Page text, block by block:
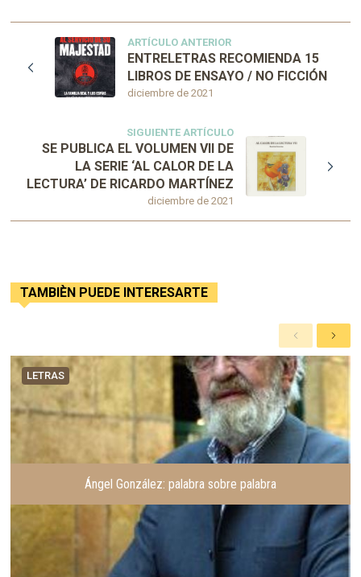
ARTÍCULO ANTERIOR
diciembre de 2021
ENTRELETRAS RECOMIENDA 15
LIBROS DE ENSAYO / NO FICCIÓN
SIGUIENTE ARTÍCULO
diciembre de 2021
SE PUBLICA EL VOLUMEN VII DE
LA SERIE ‘AL CALOR DE LA
LECTURA’ DE RICARDO MARTÍNEZ
TAMBIÈN PUEDE INTERESARTE
A
n
t
e
r
i
o
S
i
g
e
n
t
e
LETRAS
Ángel González: palabra sobre palabra